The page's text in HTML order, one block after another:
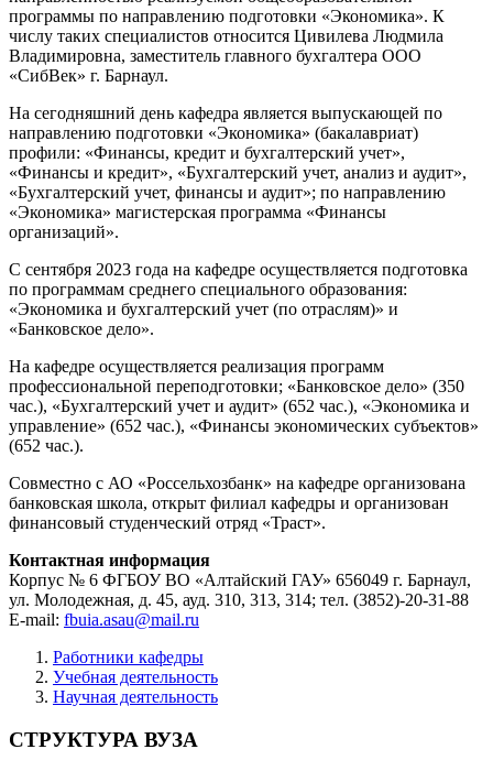
программы по направлению подготовки «Экономика». К
числу таких специалистов относится Цивилева Людмила
Владимировна, заместитель главного бухгалтера ООО
«СибВек» г. Барнаул.
На сегодняшний день кафедра является выпускающей по
направлению подготовки «Экономика» (бакалавриат)
профили: «Финансы, кредит и бухгалтерский учет»,
«Финансы и кредит», «Бухгалтерский учет, анализ и аудит»,
«Бухгалтерский учет, финансы и аудит»; по направлению
«Экономика» магистерская программа «Финансы
организаций».
С сентября 2023 года на кафедре осуществляется подготовка
по программам среднего специального образования:
«Экономика и бухгалтерский учет (по отраслям)» и
«Банковское дело».
На кафедре осуществляется реализация программ
профессиональной переподготовки; «Банковское дело» (350
час.), «Бухгалтерский учет и аудит» (652 час.), «Экономика и
управление» (652 час.), «Финансы экономических субъектов»
(652 час.).
Совместно с АО «Россельхозбанк» на кафедре организована
банковская школа, открыт филиал кафедры и организован
финансовый студенческий отряд «Траст».
Контактная информация
Корпус № 6 ФГБОУ ВО «Алтайский ГАУ» 656049 г. Барнаул,
ул. Молодежная, д. 45, ауд. 310, 313, 314; тел. (3852)-20-31-88
E-mail: fbuia.asau@mail.ru
Работники кафедры
Учебная деятельность
Научная деятельность
СТРУКТУРА ВУЗА